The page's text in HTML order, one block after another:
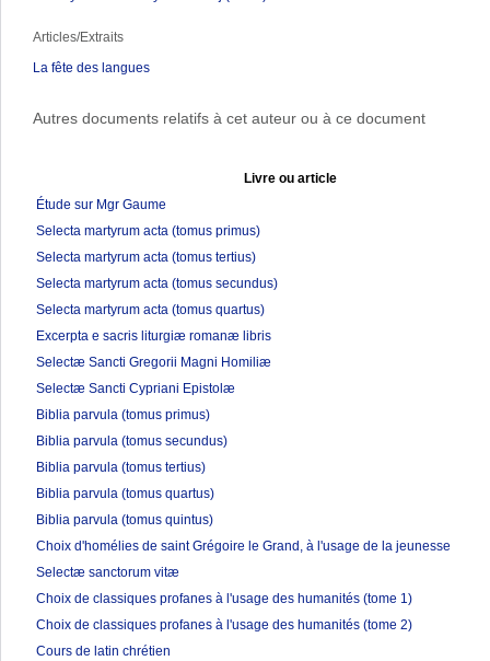
Articles/Extraits
La fête des langues
Autres documents relatifs à cet auteur ou à ce document
Livre ou article
Étude sur Mgr Gaume
Selecta martyrum acta (tomus primus)
Selecta martyrum acta (tomus tertius)
Selecta martyrum acta (tomus secundus)
Selecta martyrum acta (tomus quartus)
Excerpta e sacris liturgiæ romanæ libris
Selectæ Sancti Gregorii Magni Homiliæ
Selectæ Sancti Cypriani Epistolæ
Biblia parvula (tomus primus)
Biblia parvula (tomus secundus)
Biblia parvula (tomus tertius)
Biblia parvula (tomus quartus)
Biblia parvula (tomus quintus)
Choix d'homélies de saint Grégoire le Grand, à l'usage de la jeunesse
Selectæ sanctorum vitæ
Choix de classiques profanes à l'usage des humanités (tome 1)
Choix de classiques profanes à l'usage des humanités (tome 2)
Cours de latin chrétien